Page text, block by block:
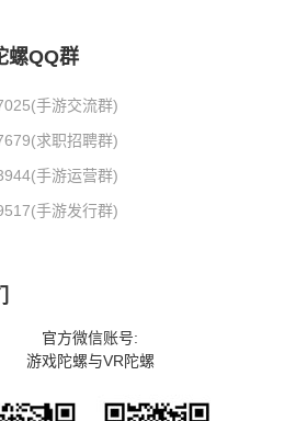
螺QQ群
手游交流群)
求职招聘群)
手游运营群)
手游发行群)
官方微信账号:
游戏陀螺与VR陀螺